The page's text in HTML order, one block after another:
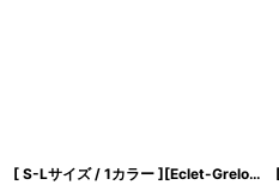
[ S-Lサイズ / 1カラー ][Eclet-Grelot by RiNFARRE]グリーン・切替・アシンメトリー・ベア・シフォン・ノースリーブ・ロングドレス・エクラグレロ [薗田杏奈着用][送料無料]